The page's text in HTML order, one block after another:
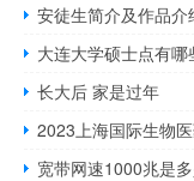
安徒生简介及作品介
大连大学硕士点有哪
长大后 家是过年
2023上海国际生物
宽带网速1000兆是